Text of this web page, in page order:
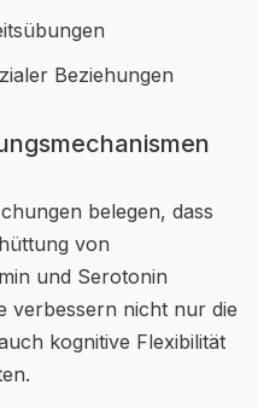
Beziehungen
belegen, dass
von
und Serotonin
verbessern nicht nur die
kognitive Flexibilität